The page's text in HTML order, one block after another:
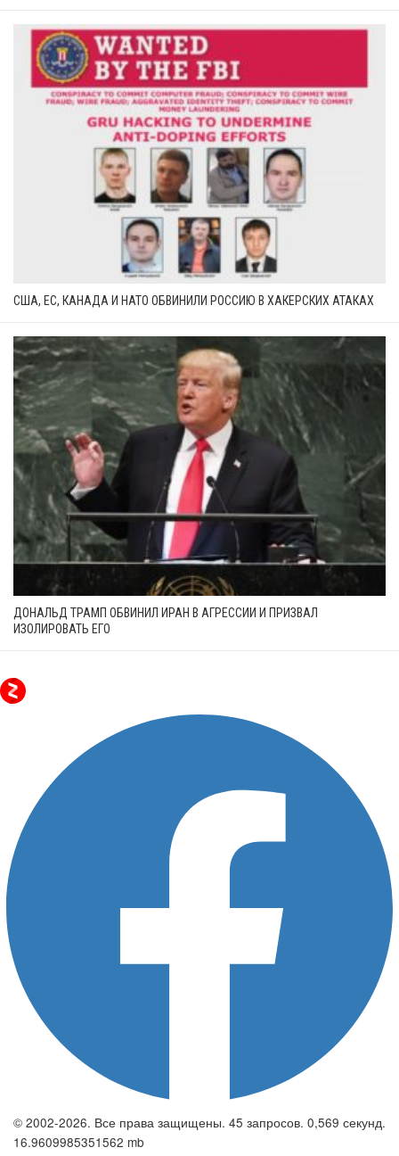
США, ЕС, КАНАДА И НАТО ОБВИНИЛИ РОССИЮ В ХАКЕРСКИХ АТАКАХ
ДОНАЛЬД ТРАМП ОБВИНИЛ ИРАН В АГРЕССИИ И ПРИЗВАЛ
ИЗОЛИРОВАТЬ ЕГО
© 2002-2026. Все права защищены. 45 запросов. 0,569 секунд.
16.9609985351562 mb